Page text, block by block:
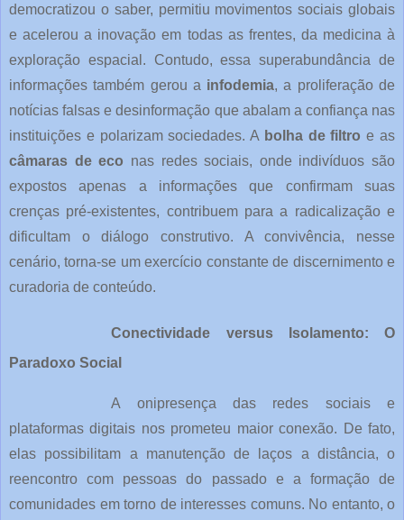
democratizou o saber, permitiu movimentos sociais globais
e acelerou a inovação em todas as frentes, da medicina à
exploração espacial. Contudo, essa superabundância de
informações também gerou a infodemia, a proliferação de
notícias falsas e desinformação que abalam a confiança nas
instituições e polarizam sociedades. A bolha de filtro e as
câmaras de eco nas redes sociais, onde indivíduos são
expostos apenas a informações que confirmam suas
crenças pré-existentes, contribuem para a radicalização e
dificultam o diálogo construtivo. A convivência, nesse
cenário, torna-se um exercício constante de discernimento e
curadoria de conteúdo.
Conectividade versus Isolamento: O
Paradoxo Social
A onipresença das redes sociais e
plataformas digitais nos prometeu maior conexão. De fato,
elas possibilitam a manutenção de laços a distância, o
reencontro com pessoas do passado e a formação de
comunidades em torno de interesses comuns. No entanto, o